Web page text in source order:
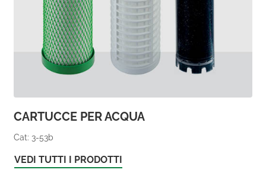
CARTUCCE PER ACQUA
Cat: 3-53b
VEDI TUTTI I PRODOTTI